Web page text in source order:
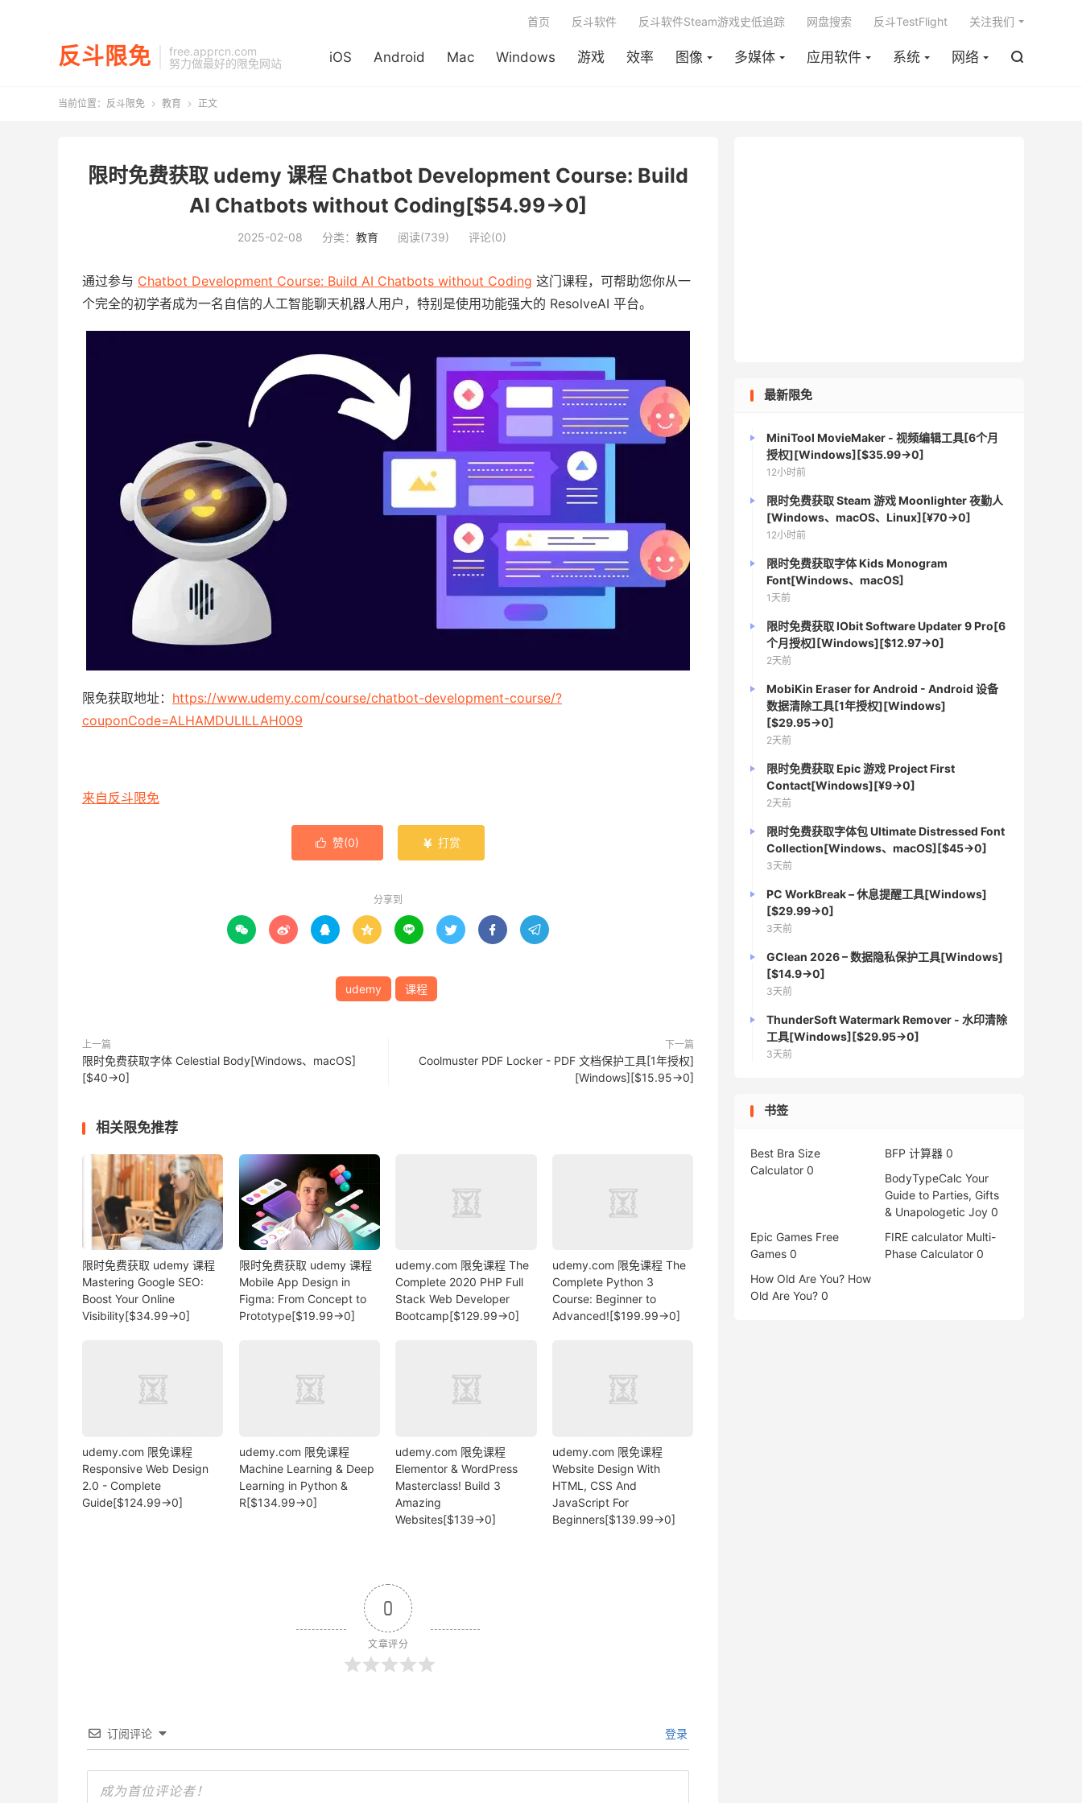
反斗限免
free.apprcn.com
努力做最好的限免网站
iOS Android Mac Windows 游戏 效率 图像 多媒体 应用软件 系统 网络 
首页 反斗软件 反斗软件Steam游戏史低追踪 网盘搜索 反斗TestFlight 关注我们
当前位置： 反斗限免  教育  正文
限时免费获取 udemy 课程 Chatbot Development Course: Build
AI Chatbots without Coding[$54.99→0]
2025-02-08 分类： 教育 阅读(739) 评论(0)
通过参与 Chatbot Development Course: Build AI Chatbots without Coding 这门课程，可帮助您你从一
个完全的初学者成为一名自信的人工智能聊天机器人用户，特别是使用功能强大的 ResolveAI 平台。
限免获取地址： https://www.udemy.com/course/chatbot-development-course/?
couponCode=ALHAMDULILLAH009
来自反斗限免
 赞(0)  打赏
分享到
       
udemy 课程
上一篇
限时免费获取字体 Celestial Body[Windows、macOS]
[$40→0]
下一篇
Coolmuster PDF Locker - PDF 文档保护工具[1年授权]
[Windows][$15.95→0]
相关限免推荐
限时免费获取 udemy 课程
Mastering Google SEO:
Boost Your Online
Visibility[$34.99→0]
限时免费获取 udemy 课程
Mobile App Design in
Figma: From Concept to
Prototype[$19.99→0]
udemy.com 限免课程 The
Complete 2020 PHP Full
Stack Web Developer
Bootcamp[$129.99→0]
udemy.com 限免课程 The
Complete Python 3
Course: Beginner to
Advanced![$199.99→0]
udemy.com 限免课程
Responsive Web Design
2.0 - Complete
Guide[$124.99→0]
udemy.com 限免课程
Machine Learning & Deep
Learning in Python &
R[$134.99→0]
udemy.com 限免课程
Elementor & WordPress
Masterclass! Build 3
Amazing
Websites[$139→0]
udemy.com 限免课程
Website Design With
HTML, CSS And
JavaScript For
Beginners[$139.99→0]
0
文章评分
订阅评论 登录
最新限免
MiniTool MovieMaker - 视频编辑工具[6个月
授权][Windows][$35.99→0]
12小时前
限时免费获取 Steam 游戏 Moonlighter 夜勤人
[Windows、macOS、Linux][¥70→0]
12小时前
限时免费获取字体 Kids Monogram
Font[Windows、macOS]
1天前
限时免费获取 IObit Software Updater 9 Pro[6
个月授权][Windows][$12.97→0]
2天前
MobiKin Eraser for Android - Android 设备
数据清除工具[1年授权][Windows]
[$29.95→0]
2天前
限时免费获取 Epic 游戏 Project First
Contact[Windows][¥9→0]
2天前
限时免费获取字体包 Ultimate Distressed Font
Collection[Windows、macOS][$45→0]
3天前
PC WorkBreak – 休息提醒工具[Windows]
[$29.99→0]
3天前
GClean 2026 – 数据隐私保护工具[Windows]
[$14.9→0]
3天前
ThunderSoft Watermark Remover - 水印清除
工具[Windows][$29.95→0]
3天前
书签
Best Bra Size
Calculator 0
BFP 计算器 0
BodyTypeCalc Your
Guide to Parties, Gifts
& Unapologetic Joy 0
Epic Games Free
Games 0
FIRE calculator Multi-
Phase Calculator 0
How Old Are You? How
Old Are You? 0